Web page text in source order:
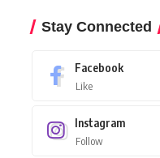
Stay Connected
Facebook
Like
Instagram
Follow